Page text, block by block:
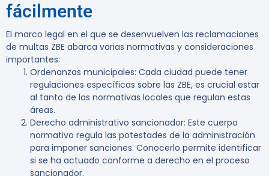
fácilmente
El marco legal en el que se desenvuelven las reclamaciones
de multas ZBE abarca varias normativas y consideraciones
importantes:
Ordenanzas municipales: Cada ciudad puede tener
regulaciones específicas sobre las ZBE, es crucial estar
al tanto de las normativas locales que regulan estas
áreas.
Derecho administrativo sancionador: Este cuerpo
normativo regula las potestades de la administración
para imponer sanciones. Conocerlo permite identificar
si se ha actuado conforme a derecho en el proceso
sancionador.